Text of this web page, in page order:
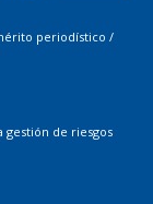
periodístico /
gestión de riesgos